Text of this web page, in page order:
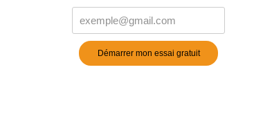
Démarrer mon essai gratuit